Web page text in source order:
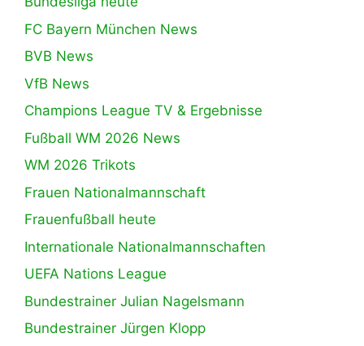
FC Bayern München News
BVB News
VfB News
Champions League TV & Ergebnisse
Fußball WM 2026 News
WM 2026 Trikots
Frauen Nationalmannschaft
Frauenfußball heute
Internationale Nationalmannschaften
UEFA Nations League
Bundestrainer Julian Nagelsmann
Bundestrainer Jürgen Klopp